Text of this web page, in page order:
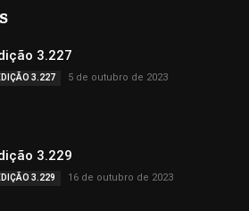
3.227
3.227 5 de outubro de 2023
3.229
3.229 16 de outubro de 2023